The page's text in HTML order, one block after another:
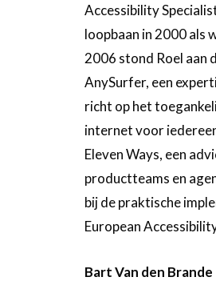
Accessibility
loopbaan in 2000 als
2006 stond Roel aan
AnySurfer, een
richt op het
internet voor
Eleven Ways, een
productteams en
bij de praktische
European
Bart Van den Brande